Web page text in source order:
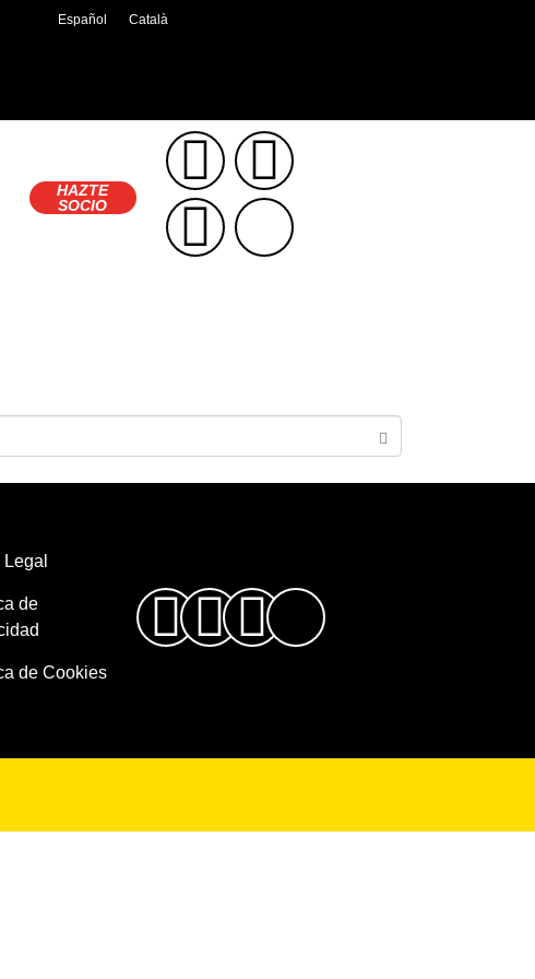
Español Català
HAZTE
SOCIO
de
de Cookies